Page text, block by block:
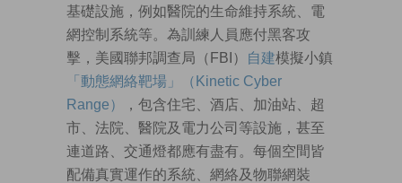
基礎設施，例如醫院的生命維持系統、電
網控制系統等。為訓練人員應付黑客攻
擊，美國聯邦調查局（FBI）
自建模擬小鎮
「動態網絡靶場」（Kinetic Cyber
Range）
，包含住宅、酒店、加油站、超
市、法院、醫院及電力公司等設施，甚至
連道路、交通燈都應有盡有。每個空間皆
配備真實運作的系統、網絡及物聯網裝